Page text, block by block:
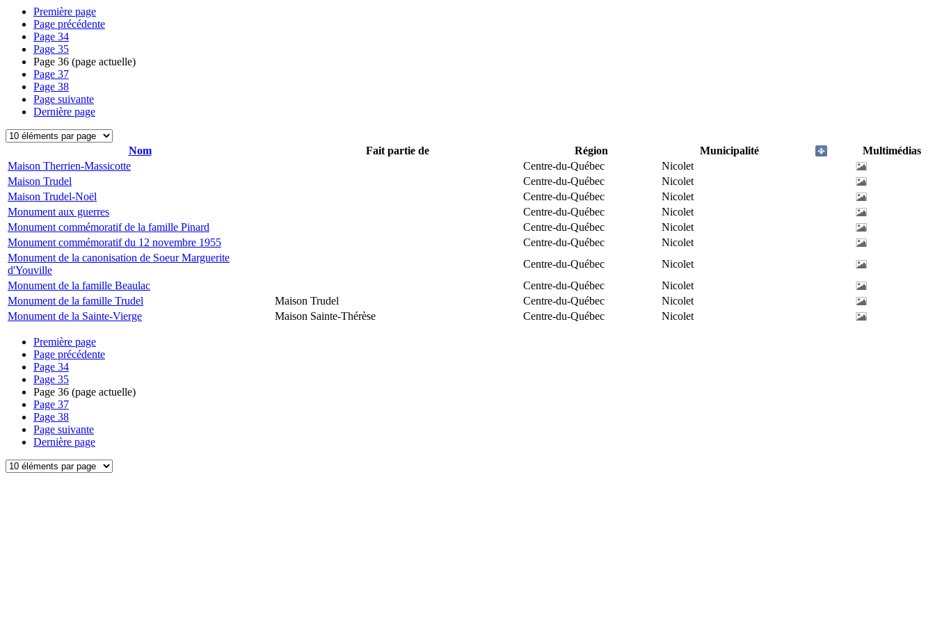
Première page
Page précédente
Page 34
Page 35
Page 36 (page actuelle)
Page 37
Page 38
Page suivante
Dernière page
Nom Fait partie de Région Municipalité
Multimédias
Maison Therrien-Massicotte
Centre-du-Québec
Nicolet
Maison Trudel
Centre-du-Québec
Nicolet
Maison Trudel-Noël
Centre-du-Québec
Nicolet
Monument aux guerres
Centre-du-Québec
Nicolet
Monument commémoratif de la famille Pinard
Centre-du-Québec
Nicolet
Monument commémoratif du 12 novembre 1955
Centre-du-Québec
Nicolet
Monument de la canonisation de Soeur Marguerite
d'Youville
Centre-du-Québec
Nicolet
Monument de la famille Beaulac
Centre-du-Québec
Nicolet
Monument de la famille Trudel
Maison Trudel Centre-du-Québec
Nicolet
Monument de la Sainte-Vierge
Maison Sainte-Thérèse Centre-du-Québec Nicolet
Première page
Page précédente
Page 34
Page 35
Page 36 (page actuelle)
Page 37
Page 38
Page suivante
Dernière page